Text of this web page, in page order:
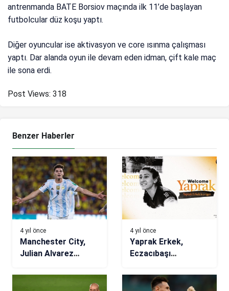
antrenmanda BATE Borsiov maçında ilk 11’de başlayan
futbolcular düz koşu yaptı.
Diğer oyuncular ise aktivasyon ve core ısınma çalışması
yaptı. Dar alanda oyun ile devam eden idman, çift kale maç
ile sona erdi.
Post Views: 318
Benzer Haberler
4 yıl önce
Manchester City,
Julian Alvarez
4 yıl önce
Yaprak Erkek,
Eczacıbaşı